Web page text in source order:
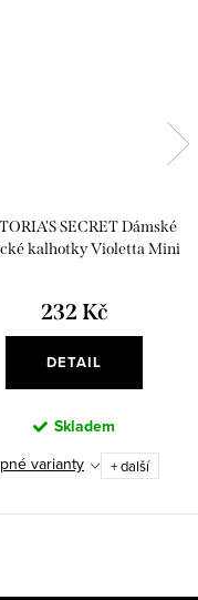
SECRET Dámské
kalhotky Violetta Mini
232 Kč
DETAIL
Skladem
varianty + další